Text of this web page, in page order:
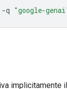
-q "google-
implicitamente